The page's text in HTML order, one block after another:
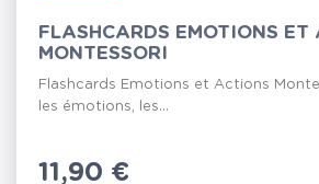
FLASHCARDS EMOTIONS ET
MONTESSORI
Flashcards Emotions et Actions
les émotions, les...
Prix
11,90 €